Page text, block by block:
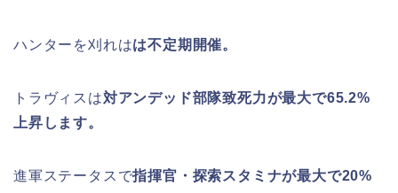
ハンターを刈れはは不定期開催。
トラヴィスは対アンデッド部隊致死力が最大で65.2%
上昇します。
進軍ステータスで指揮官・探索スタミナが最大で20%